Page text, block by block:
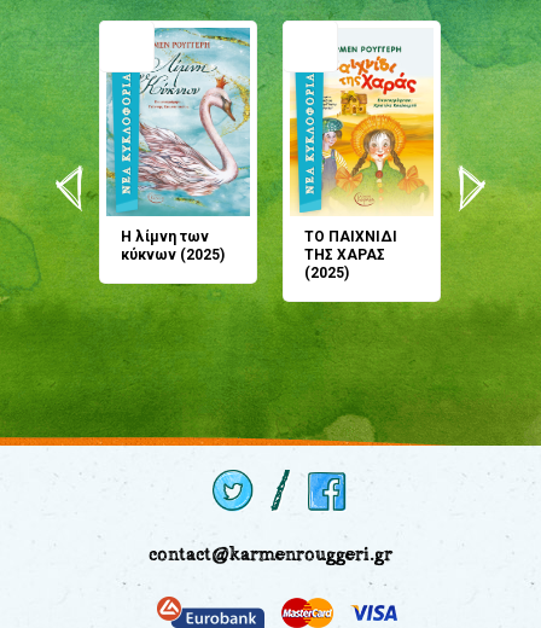
Η λίμνη των
κύκνων (2025)
ΤΟ ΠΑΙΧΝΙΔΙ
ΤΗΣ ΧΑΡΑΣ
(2025)
μου;
(2024)
contact@karmenrouggeri.gr